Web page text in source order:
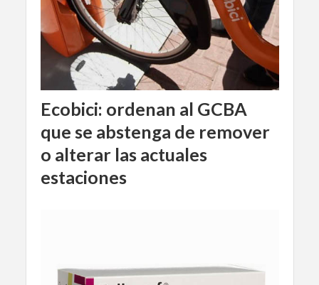
Ecobici: ordenan al GCBA
que se abstenga de remover
o alterar las actuales
estaciones